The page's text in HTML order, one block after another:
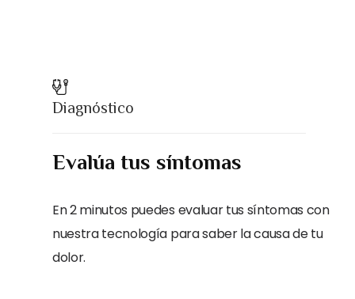
Diagnóstico
Evalúa tus síntomas
En 2 minutos puedes evaluar tus síntomas con
nuestra tecnología para saber la causa de tu
dolor.